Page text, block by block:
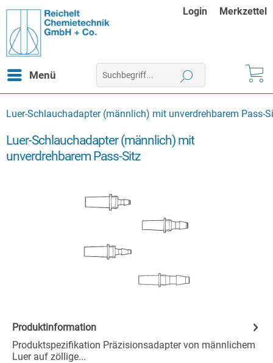
Login Merkzettel
Menü
Luer-Schlauchadapter (männlich) mit unverdrehbarem Pass-
Luer-Schlauchadapter (männlich) mit
unverdrehbarem Pass-Sitz
Produktinformation
Produktspezifikation Präzisionsadapter von männlichem
Luer auf zöllige...